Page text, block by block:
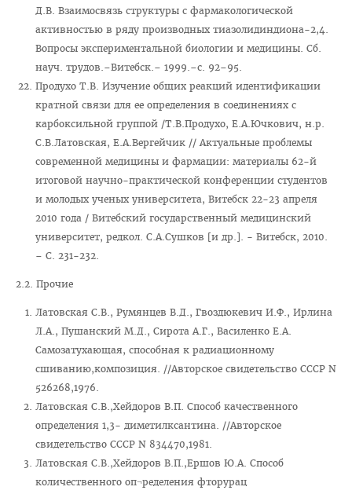
Д.В. Взаимосвязь структуры с фармакологической
активностью в ряду производных тиазолидиндиона-2,4.
Вопросы экспериментальной биологии и медицины. Сб.
науч. трудов.–Витебск.– 1999.–с. 92–95.
Продухо Т.В. Изучение общих реакций идентификации
кратной связи для ее определения в соединениях с
карбоксильной группой /Т.В.Продухо, Е.А.Ючкович, н.р.
С.В.Латовская, Е.А.Вергейчик // Актуальные проблемы
современной медицины и фармации: материалы 62-й
итоговой научно-практической конференции студентов
и молодых ученых университета, Витебск 22-23 апреля
2010 года / Витебский государственный медицинский
университет, редкол. С.А.Сушков [и др.]. - Витебск, 2010.
– С. 231-232.
2.2. Прочие
Латовская С.В., Румянцев В.Д., Гвоздюкевич И.Ф., Ирлина
Л.А., Пушанский М.Д., Сирота А.Г., Василенко Е.А.
Самозатухающая, способная к радиационному
сшиванию,композиция. //Авторское свидетельство СССР N
526268,1976.
Латовская С.В.,Хейдоров В.П. Способ качественного
определения 1,3- диметилксантина. //Авторское
свидетельство СССР N 834470,1981.
Латовская С.В.,Хейдоров В.П.,Ершов Ю.А. Способ
количественного оп¬ределения фторурац